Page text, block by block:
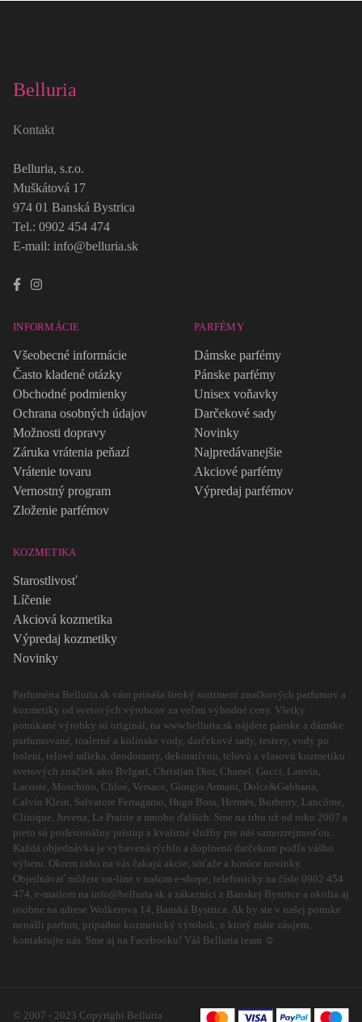
Belluria
Kontakt
Belluria, s.r.o.
Muškátová 17
974 01 Banská Bystrica
Tel.: 0902 454 474
E-mail: info@belluria.sk
INFORMÁCIE
Všeobecné informácie
Často kladené otázky
Obchodné podmienky
Ochrana osobných údajov
Možnosti dopravy
Záruka vrátenia peňazí
Vrátenie tovaru
Vernostný program
Zloženie parfémov
PARFÉMY
Dámske parfémy
Pánske parfémy
Unisex voňavky
Darčekové sady
Novinky
Najpredávanejšie
Akciové parfémy
Výpredaj parfémov
KOZMETIKA
Starostlivosť
Líčenie
Akciová kozmetika
Výpredaj kozmetiky
Novinky
Parfuméria Belluria.sk vám prináša široký sortiment značkových parfumov a
kozmetiky od svetových výrobcov za veľmi výhodné ceny. Všetky
ponúkané výrobky sú originál, na www.belluria.sk nájdete pánske a dámske
parfumované, toaletné a kolínske vody, darčekové sady, testery, vody po
holení, telové mlieka, deodoranty, dekoratívnu, telovú a vlasovú kozmetiku
svetových značiek ako Bvlgari, Christian Dior, Chanel, Gucci, Lanvin,
Lacoste, Moschino, Chloé, Versace, Giorgio Armani, Dolce&Gabbana,
Calvin Klein, Salvatore Ferragamo, Hugo Boss, Hermés, Burberry, Lancôme,
Clinique, Juvena, La Prairie a mnoho ďalších. Sme na trhu už od roku 2007 a
preto sú profesionálny prístup a kvalitné služby pre nás samozrejmosťou.
Každá objednávka je vybavená rýchlo a doplnená darčekom podľa vášho
výberu. Okrem toho na vás čakajú akcie, súťaže a horúce novinky.
Objednávať môžete on-line v našom e-shope, telefonicky na čísle 0902 454
474, e-mailom na info@belluria.sk a zákazníci z Banskej Bystrice a okolia aj
osobne na adrese Wolkerova 14, Banská Bystrica. Ak by ste v našej ponuke
nenašli parfum, prípadne kozmetický výrobok, o ktorý máte záujem,
kontaktujte nás. Sme aj na Facebooku! Váš Belluria team ☺
© 2007 - 2023 Copyright Belluria